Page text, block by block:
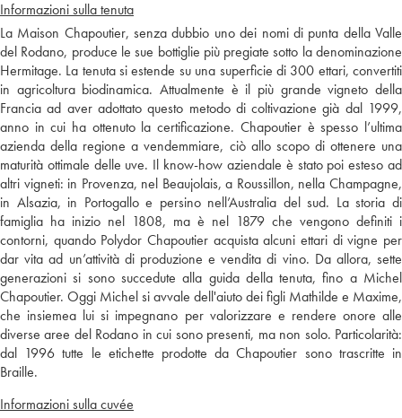
Informazioni sulla tenuta
La Maison Chapoutier, senza dubbio uno dei nomi di punta della Valle
del Rodano, produce le sue bottiglie più pregiate sotto la denominazione
Hermitage. La tenuta si estende su una superficie di 300 ettari, convertiti
in agricoltura biodinamica. Attualmente è il più grande vigneto della
Francia ad aver adottato questo metodo di coltivazione già dal 1999,
anno in cui ha ottenuto la certificazione. Chapoutier è spesso l’ultima
azienda della regione a vendemmiare, ciò allo scopo di ottenere una
maturità ottimale delle uve. Il know-how aziendale è stato poi esteso ad
altri vigneti: in Provenza, nel Beaujolais, a Roussillon, nella Champagne,
in Alsazia, in Portogallo e persino nell’Australia del sud. La storia di
famiglia ha inizio nel 1808, ma è nel 1879 che vengono definiti i
contorni, quando Polydor Chapoutier acquista alcuni ettari di vigne per
dar vita ad un’attività di produzione e vendita di vino. Da allora, sette
generazioni si sono succedute alla guida della tenuta, fino a Michel
Chapoutier. Oggi Michel si avvale dell'aiuto dei figli Mathilde e Maxime,
che insiemea lui si impegnano per valorizzare e rendere onore alle
diverse aree del Rodano in cui sono presenti, ma non solo. Particolarità:
dal 1996 tutte le etichette prodotte da Chapoutier sono trascritte in
Braille.
Informazioni sulla cuvée